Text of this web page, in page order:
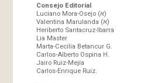
Consejo Editorial
Luciano Mora-Osejo (א)
Valentina Marulanda (א)
Heriberto Santacruz-Ibarra
Lia Master
Marta-Cecilia Betancur G.
Carlos-Alberto Ospina H.
Jairo Ruiz-Mejía
Carlos-Enrique Ruiz.